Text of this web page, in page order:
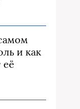
и как
её